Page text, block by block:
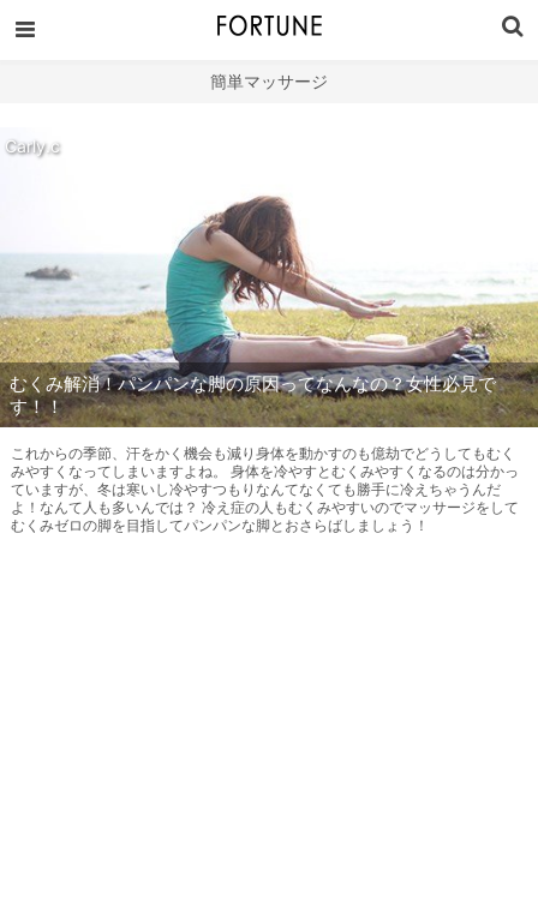
簡単マッサージ
Carly.c
むくみ解消！パンパンな脚の原因ってなんなの？女性必見で
す！！
これからの季節、汗をかく機会も減り身体を動かすのも億劫でどうしてもむく
みやすくなってしまいますよね。 身体を冷やすとむくみやすくなるのは分かっ
ていますが、冬は寒いし冷やすつもりなんてなくても勝手に冷えちゃうんだ
よ！なんて人も多いんでは？ 冷え症の人もむくみやすいのでマッサージをして
むくみゼロの脚を目指してパンパンな脚とおさらばしましょう！